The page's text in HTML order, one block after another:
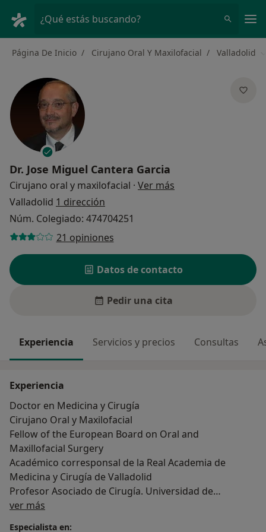
¿Qué estás buscando?
Página De Inicio Cirujano Oral Y Maxilofacial Valladolid
Dr. Jose Miguel Cantera Garcia
Cirujano oral y maxilofacial · Ver más
Valladolid 1 dirección
Núm. Colegiado: 474704251
21 opiniones
Datos de contacto
Pedir una cita
Experiencia Servicios y precios Consultas
Experiencia
Doctor en Medicina y Cirugía
Cirujano Oral y Maxilofacial
Fellow of the European Board on Oral and
Maxillofacial Surgery
Académico corresponsal de la Real Academia de
Medicina y Cirugía de Valladolid
Profesor Asociado de Cirugía. Universidad de
Valladolid
ver más
Especialista en: